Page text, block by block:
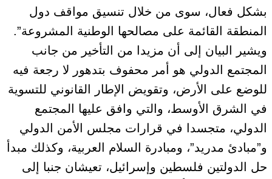
بشكل فعال، سوى من خلال تنسيق مواقف دول
المنطقة القائمة على مصالحها الوطنية المشروعة”.
ويشير البيان إلى أن مزيدا من التأخير من جانب
المجتمع الدولي هو أمر محفوف بتدهور لا رجعة فيه
للوضع على الأرض، وتقويض الإطار القانوني للتسوية
في الشرق الأوسط، والتي وافق عليها المجتمع
الدولي، متجسدا في قرارات مجلس الأمن الدولي
و”مبادئ مدريد”، ومبادرة السلام العربية، وكذلك مبدأ
حل الدولتين فلسطين وإسرائيل، تعيشان جنبا إلى